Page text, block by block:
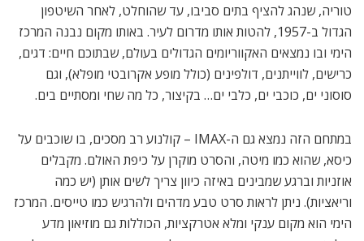
טוריה, שנהג להציף בתים סביבו, עד שהוחלט, לאחר השיטפון
הגדול ב-1957, להטות אותו מדרום לעיר. באותו מקום נבנה המרכז
הימי ובו נמצאים האקווריומים הגדולים בעולם, שבתוכם חיים: דגים,
כרישים, לווייתנים, דולפינים (כולל מופע אקרובטי מופלא), וגם
סוסוני ים, כוכבי ים, כלבי ים… בקיצור, כל מה שחי ומסתיים בים.
במתחם הזה נמצא גם ה-IMAX – קולנוע רב מסכים, בו שוכבים על
כיסא, שהוא כמו מיטה, והסרט מוקרן על כיפת האולם. מקבלים
אוזניות וברגע שמבינים באיזה כיוון צריך לשים אותן (יש כמה
וריאציות). ניתן לראות סרט טבע מדהים ולהרגיש כמו טייסים. המרכז
הימי הוא מקום ענקי ומלא אטרקציות, הכוללות גם מוזיאון מדע